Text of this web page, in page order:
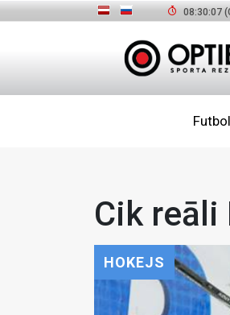
08:30:09
Cik
HOKEJS